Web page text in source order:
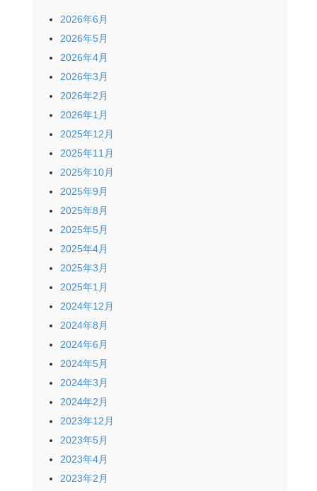
2026年6月
2026年5月
2026年4月
2026年3月
2026年2月
2026年1月
2025年12月
2025年11月
2025年10月
2025年9月
2025年8月
2025年5月
2025年4月
2025年3月
2025年1月
2024年12月
2024年8月
2024年6月
2024年5月
2024年3月
2024年2月
2023年12月
2023年5月
2023年4月
2023年2月